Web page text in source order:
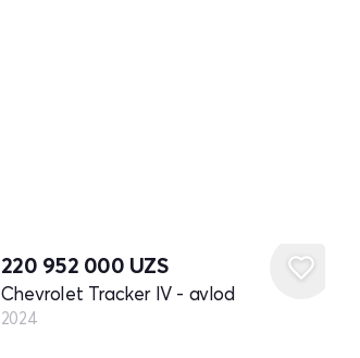
220 952 000 UZS
Chevrolet Tracker IV - avlod
2024